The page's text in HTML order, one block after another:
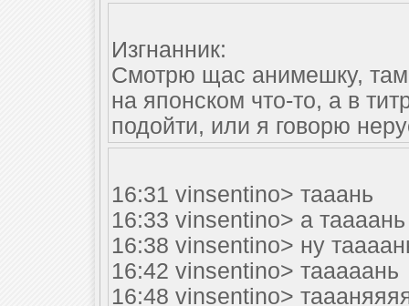
Изгнанник:
Смотрю щас анимешку, там
на японском что-то, а в
подойти, или я говорю
16:31 vinsentino> тааань
16:33 vinsentino> а таааань
16:38 vinsentino> ну
16:42 vinsentino> тааааань
16:48 vinsentino>